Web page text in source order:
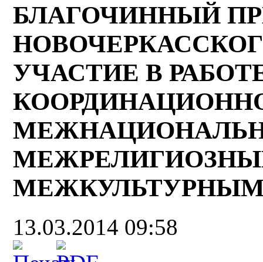
БЛАГОЧИННЫЙ
УЧАСТИЕ В
13.03.2014 09:58